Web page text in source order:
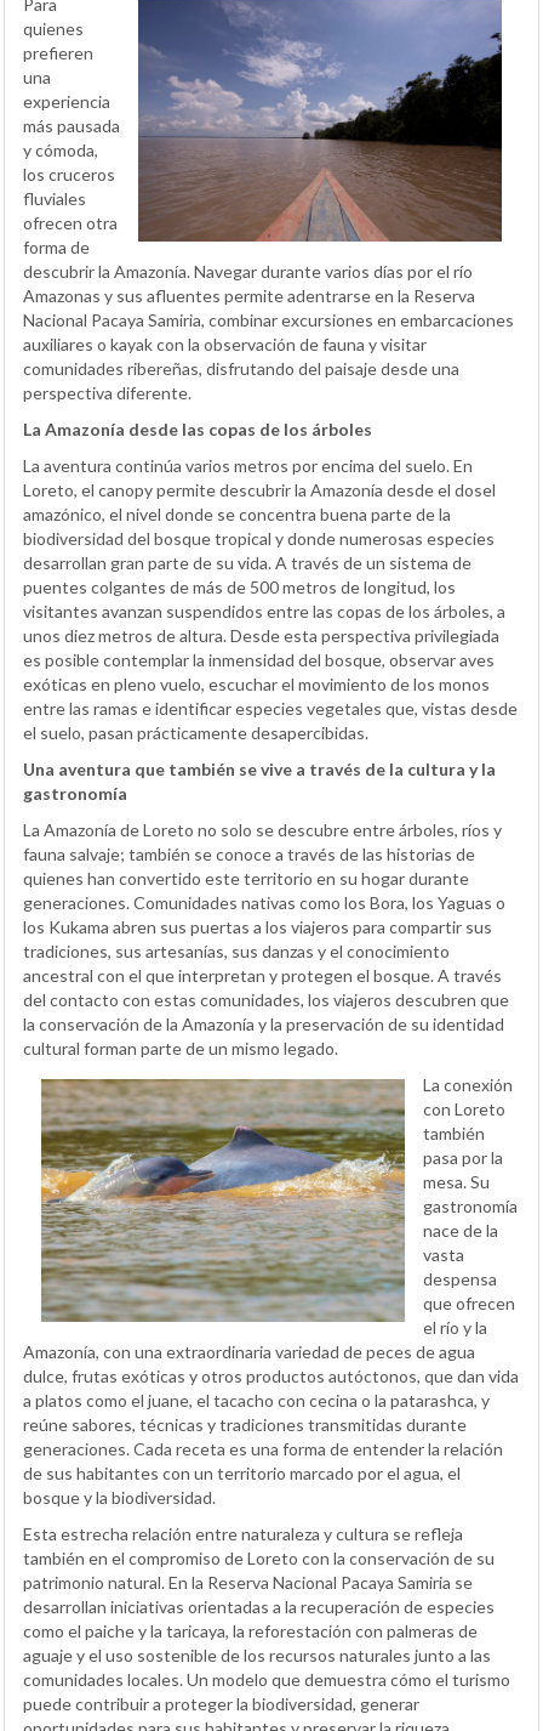
Para
quienes
prefieren
una
experiencia
más pausada
y cómoda,
los cruceros
fluviales
ofrecen otra
forma de
descubrir la Amazonía. Navegar durante varios días por el río
Amazonas y sus afluentes permite adentrarse en la Reserva
Nacional Pacaya Samiria, combinar excursiones en embarcaciones
auxiliares o kayak con la observación de fauna y visitar
comunidades ribereñas, disfrutando del paisaje desde una
perspectiva diferente.
La Amazonía desde las copas de los árboles
La aventura continúa varios metros por encima del suelo. En
Loreto, el canopy permite descubrir la Amazonía desde el dosel
amazónico, el nivel donde se concentra buena parte de la
biodiversidad del bosque tropical y donde numerosas especies
desarrollan gran parte de su vida. A través de un sistema de
puentes colgantes de más de 500 metros de longitud, los
visitantes avanzan suspendidos entre las copas de los árboles, a
unos diez metros de altura. Desde esta perspectiva privilegiada
es posible contemplar la inmensidad del bosque, observar aves
exóticas en pleno vuelo, escuchar el movimiento de los monos
entre las ramas e identificar especies vegetales que, vistas desde
el suelo, pasan prácticamente desapercibidas.
Una aventura que también se vive a través de la cultura y la
gastronomía
La Amazonía de Loreto no solo se descubre entre árboles, ríos y
fauna salvaje; también se conoce a través de las historias de
quienes han convertido este territorio en su hogar durante
generaciones. Comunidades nativas como los Bora, los Yaguas o
los Kukama abren sus puertas a los viajeros para compartir sus
tradiciones, sus artesanías, sus danzas y el conocimiento
ancestral con el que interpretan y protegen el bosque. A través
del contacto con estas comunidades, los viajeros descubren que
la conservación de la Amazonía y la preservación de su identidad
cultural forman parte de un mismo legado.
La conexión
con Loreto
también
pasa por la
mesa. Su
gastronomía
nace de la
vasta
despensa
que ofrecen
el río y la
Amazonía, con una extraordinaria variedad de peces de agua
dulce, frutas exóticas y otros productos autóctonos, que dan vida
a platos como el juane, el tacacho con cecina o la patarashca, y
reúne sabores, técnicas y tradiciones transmitidas durante
generaciones. Cada receta es una forma de entender la relación
de sus habitantes con un territorio marcado por el agua, el
bosque y la biodiversidad.
Esta estrecha relación entre naturaleza y cultura se refleja
también en el compromiso de Loreto con la conservación de su
patrimonio natural. En la Reserva Nacional Pacaya Samiria se
desarrollan iniciativas orientadas a la recuperación de especies
como el paiche y la taricaya, la reforestación con palmeras de
aguaje y el uso sostenible de los recursos naturales junto a las
comunidades locales. Un modelo que demuestra cómo el turismo
puede contribuir a proteger la biodiversidad, generar